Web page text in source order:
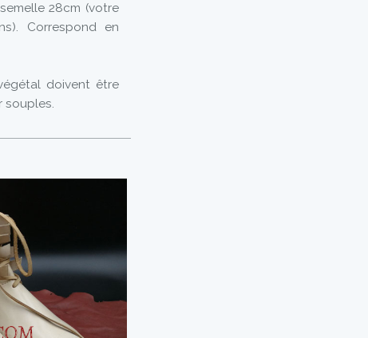
28cm (votre
Correspond en
doivent être
souples.